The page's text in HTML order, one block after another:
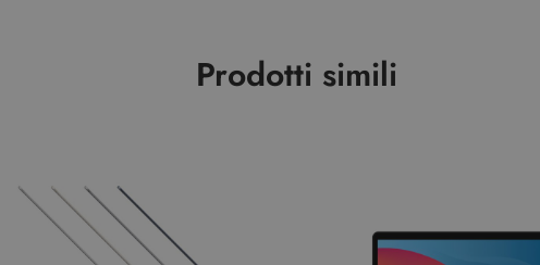
Prodotti simili